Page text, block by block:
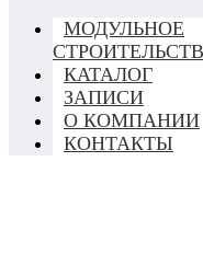
МОДУЛЬНОЕ
КАТАЛОГ
ЗАПИСИ
О КОМПАНИИ
КОНТАКТЫ